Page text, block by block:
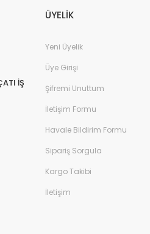
İŞ
ÜYELİK
Yeni Üyelik
Üye Girişi
Şifremi Unuttum
İletişim Formu
Havale Bildirim Formu
Sipariş Sorgula
Kargo Takibi
İletişim